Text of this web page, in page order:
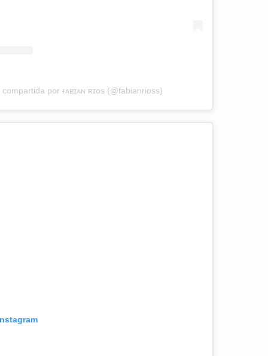
por ғᴀʙɪᴀɴ ʀɪᴏs (@fabianrioss)